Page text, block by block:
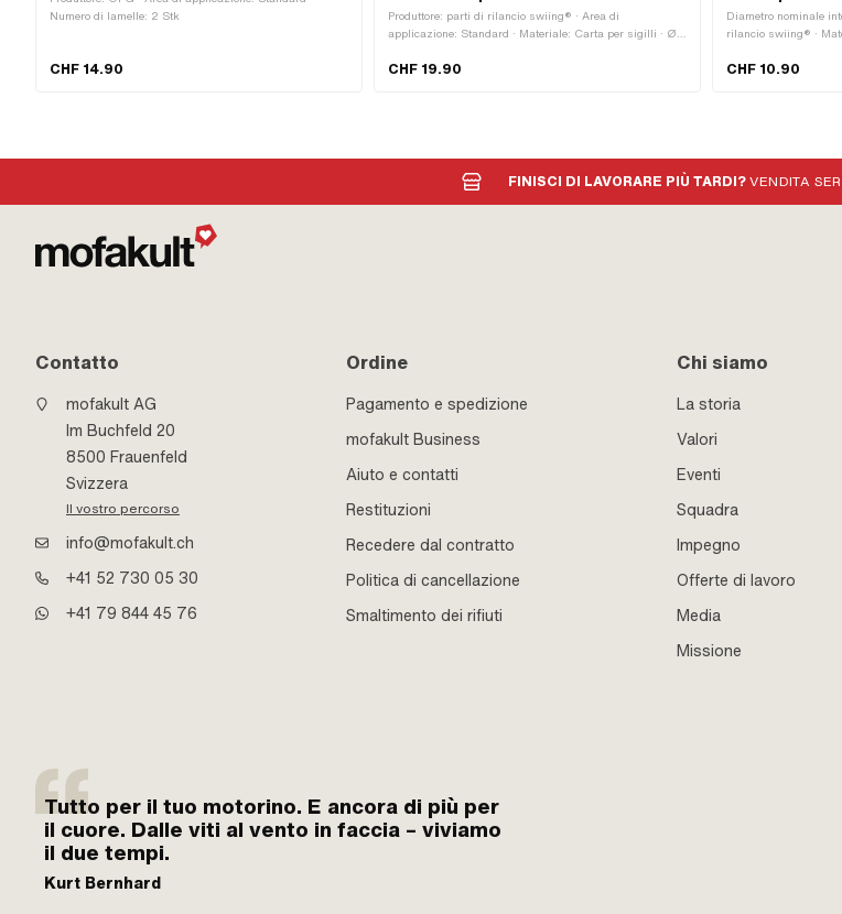
Numero di lamelle: 2 Stk
CHF 14.90
Produttore: parti di rilancio swiing® · Area di
applicazione: Standard · Materiale: Carta per sigilli · Ø
32 - 38 mm · Distanza tra i fori di uscita: 42 mm ·
CHF 19.90
Diametro nominale
rilancio swiing® ·
totale: 16.2 mm
CHF 10.90
FINISCI DI LAVORARE PIÙ TARDI?VENDITA
Contatto
mofakult AG
Im Buchfeld 20
8500 Frauenfeld
Svizzera
Il vostro percorso
info@mofakult.ch
+41 52 730 05 30
+41 79 844 45 76
Ordine
Pagamento e spedizione
mofakult Business
Aiuto e contatti
Restituzioni
Recedere dal contratto
Politica di cancellazione
Smaltimento dei rifiuti
Chi siamo
La storia
Valori
Eventi
Squadra
Impegno
Offerte di lavoro
Media
Missione
Tutto per il tuo motorino. E ancora di più per
il cuore. Dalle viti al vento in faccia – viviamo
il due tempi.
Kurt Bernhard